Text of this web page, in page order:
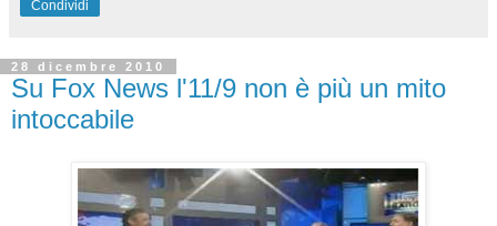
Condividi
28 dicembre 2010
Su Fox News l'11/9 non è più un mito
intoccabile